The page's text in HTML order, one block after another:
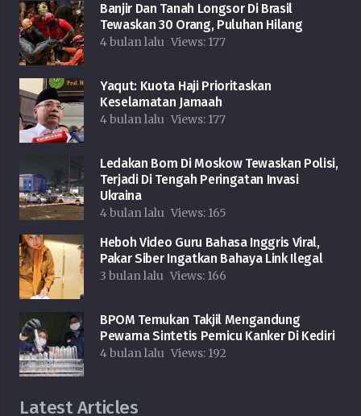
Banjir Dan Tanah Longsor Di Brasil
Tewaskan 30 Orang, Puluhan Hilang
4 bulan lalu Views: 177
Yaqut: Kuota Haji Prioritaskan
Keselamatan Jamaah
4 bulan lalu Views: 177
Ledakan Bom Di Moskow Tewaskan Polisi,
Terjadi Di Tengah Peringatan Invasi
Ukraina
4 bulan lalu Views: 165
Heboh Video Guru Bahasa Inggris Viral,
Pakar Siber Ingatkan Bahaya Link Ilegal
3 bulan lalu Views: 166
BPOM Temukan Takjil Mengandung
Pewarna Sintetis Pemicu Kanker Di Kediri
4 bulan lalu Views: 192
Latest Articles